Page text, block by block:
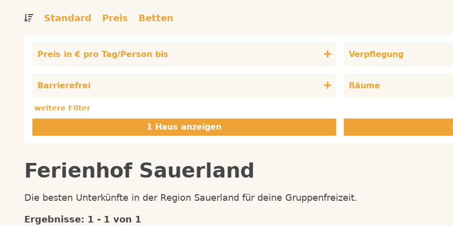
Standard Preis Betten
Preis in € pro Tag/Person bis Verpflegung
Barrierefrei Räume
weitere Filter
Ferienhof Sauerland
Die besten Unterkünfte in der Region Sauerland für deine Gruppenfreizeit.
Ergebnisse: 1 - 1 von 1